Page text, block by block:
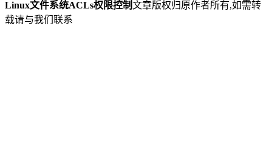
Linux文件系统ACLs权限控制文章版权归原作者所有,如需转
载请与我们联系